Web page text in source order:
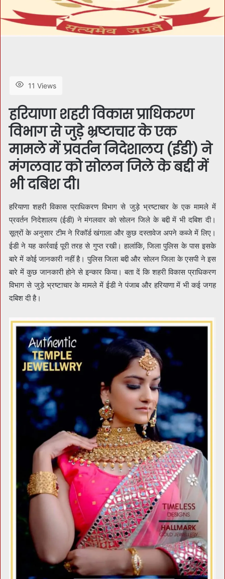
11 Views
हरियाणा शहरी विकास प्राधिकरण
विभाग से जुड़े भ्रष्टाचार के एक
मामले में प्रवर्तन निदेशालय (ईडी) ने
मंगलवार को सोलन जिले के बद्दी में
भी दबिश दी।
हरियाणा शहरी विकास प्राधिकरण विभाग से जुड़े भ्रष्टाचार के एक मामले में
प्रवर्तन निदेशालय (ईडी) ने मंगलवार को सोलन जिले के बद्दी में भी दबिश दी।
सूत्रों के अनुसार टीम ने रिकॉर्ड खंगाला और कुछ दस्तावेज अपने कब्जे में लिए।
ईडी ने यह कार्रवाई पूरी तरह से गुप्त रखी। हालांकि, जिला पुलिस के पास इसके
बारे में कोई जानकारी नहीं है। पुलिस जिला बद्दी और सोलन जिला के एसपी ने इस
बारे में कुछ जानकारी होने से इन्कार किया। बता दें कि शहरी विकास प्राधिकरण
विभाग से जुड़े भ्रष्टाचार के मामले में ईडी ने पंजाब और हरियाणा में भी कई जगह
दबिश दी है।